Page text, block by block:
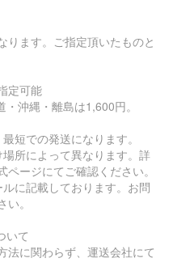
ります。ご指定頂いたものと
定可能
沖縄・離島は1,600円。
短での発送になります。
所によって異なります。詳
ージにてご確認ください。
に記載しております。お問
。
いて
法に関わらず、運送会社にて